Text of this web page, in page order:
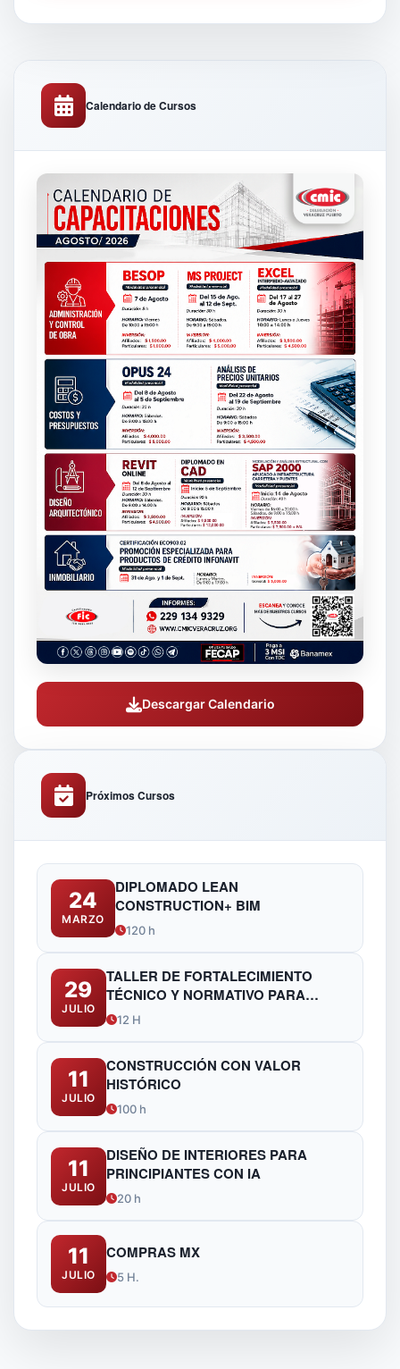
Calendario de Cursos
Descargar Calendario
Próximos Cursos
24
MARZO
DIPLOMADO LEAN
CONSTRUCTION+ BIM
120 h
29
JULIO
TALLER DE FORTALECIMIENTO
TÉCNICO Y NORMATIVO PARA
FUNCIONARIOS DE OBRAS
12 H
11
JULIO
CONSTRUCCIÓN CON VALOR
HISTÓRICO
100 h
11
JULIO
DISEÑO DE INTERIORES PARA
PRINCIPIANTES CON IA
20 h
11
JULIO
COMPRAS MX
5 H.